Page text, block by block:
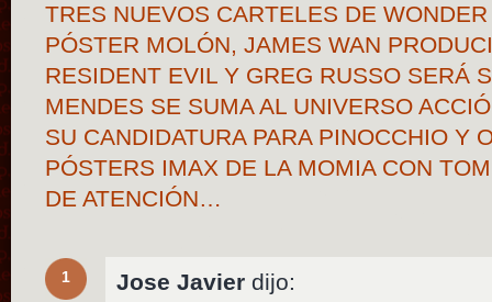
TRES NUEVOS CARTELES DE
PÓSTER MOLÓN, JAMES WAN
RESIDENT EVIL Y GREG RUSSO SERÁ
MENDES SE SUMA AL UNIVERSO
SU CANDIDATURA PARA PINOCCHIO Y
PÓSTERS IMAX DE LA MOMIA CON
DE ATENCIÓN…
1 Jose Javier dijo: